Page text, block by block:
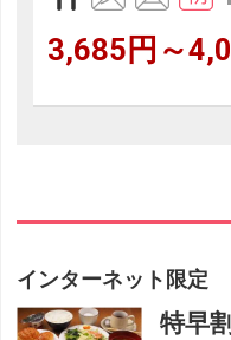
3,685円～
インターネット限定
特早